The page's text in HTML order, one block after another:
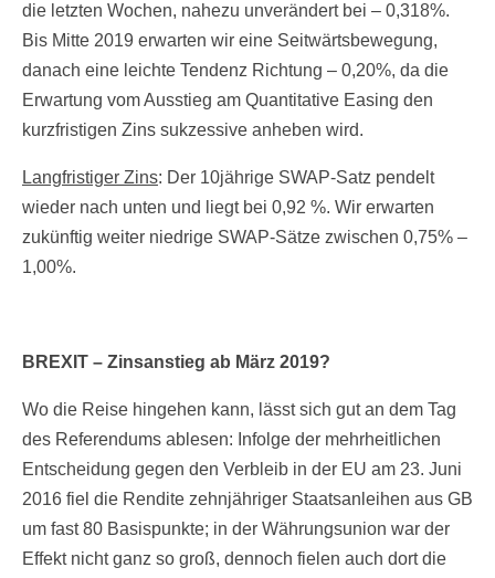
die letzten Wochen, nahezu unverändert bei – 0,318%.
Bis Mitte 2019 erwarten wir eine Seitwärtsbewegung,
danach eine leichte Tendenz Richtung – 0,20%, da die
Erwartung vom Ausstieg am Quantitative Easing den
kurzfristigen Zins sukzessive anheben wird.
Langfristiger Zins: Der 10jährige SWAP-Satz pendelt
wieder nach unten und liegt bei 0,92 %. Wir erwarten
zukünftig weiter niedrige SWAP-Sätze zwischen 0,75% –
1,00%.
BREXIT – Zinsanstieg ab März 2019?
Wo die Reise hingehen kann, lässt sich gut an dem Tag
des Referendums ablesen: Infolge der mehrheitlichen
Entscheidung gegen den Verbleib in der EU am 23. Juni
2016 fiel die Rendite zehnjähriger Staatsanleihen aus GB
um fast 80 Basispunkte; in der Währungsunion war der
Effekt nicht ganz so groß, dennoch fielen auch dort die